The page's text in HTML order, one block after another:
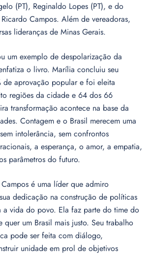
(PT), Reginaldo Lopes (PT), e do
Campos. Além de vereadoras,
lideranças de Minas Gerais.
um exemplo de despolarização da
o livro. Marília concluiu seu
de aprovação popular e foi eleita
regiões da cidade e 64 dos 66
transformação acontece na base da
Contagem e o Brasil merecem uma
intolerância, sem confrontos
a esperança, o amor, a empatia,
parâmetros do futuro.
é uma líder que admiro
dedicação na construção de políticas
a vida do povo. Ela faz parte do time do
quer um Brasil mais justo. Seu trabalho
pode ser feita com diálogo,
unidade em prol de objetivos